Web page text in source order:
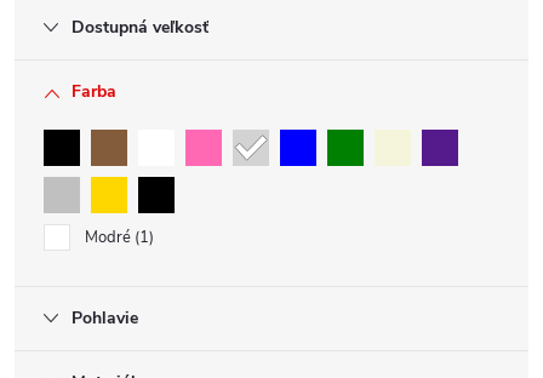
Dostupná veľkosť
Farba
Modré 1
Pohlavie